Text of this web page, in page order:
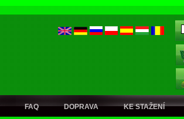
FAQ DOPRAVA KE STAŽENÍ